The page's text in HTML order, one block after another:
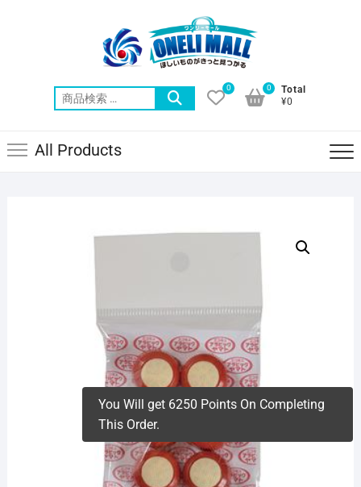
索
0
Total
¥0
0
All Products
You Will get 6250 Points On Completing
This Order.